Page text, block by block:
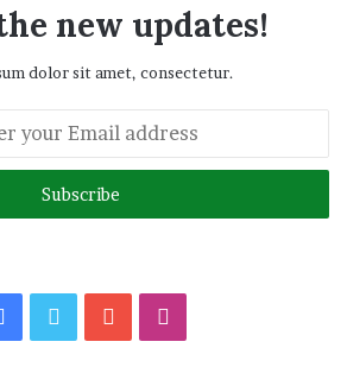
new updates!
dolor sit amet, consectetur.
FacebookTwitterYouTube